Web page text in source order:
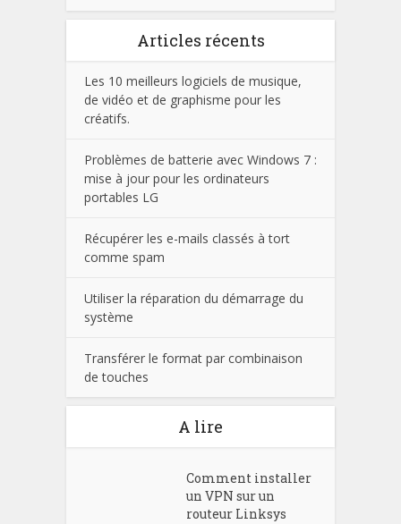
Articles récents
Les 10 meilleurs logiciels de musique,
de vidéo et de graphisme pour les
créatifs.
Problèmes de batterie avec Windows 7 :
mise à jour pour les ordinateurs
portables LG
Récupérer les e-mails classés à tort
comme spam
Utiliser la réparation du démarrage du
système
Transférer le format par combinaison
de touches
A lire
Comment installer
un VPN sur un
routeur Linksys